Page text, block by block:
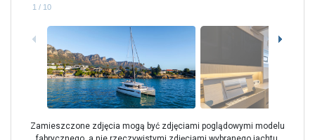
1 / 10
Zamieszczone zdjęcia mogą być zdjęciami poglądowymi modelu